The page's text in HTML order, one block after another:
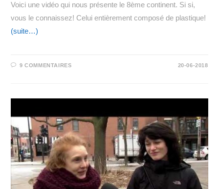
Voici une vidéo qui nous présente le 8ème continent. Si si,
vous le connaissez! Celui entièrement composé de plastique!
(suite…)
9 COMMENTAIRES 20-06-2018